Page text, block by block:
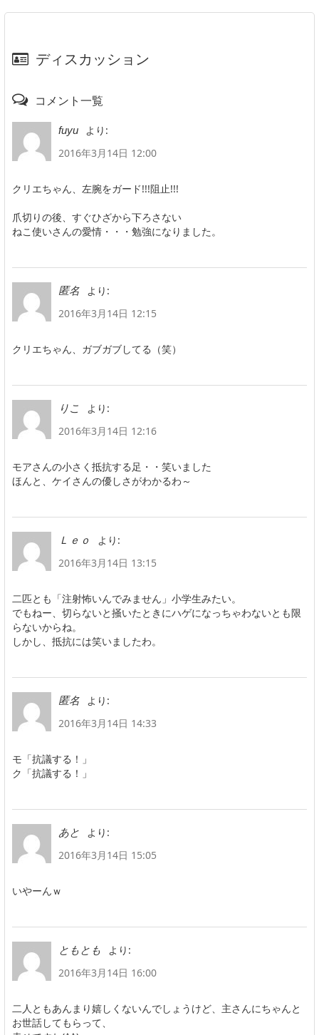
ディスカッション
コメント一覧
fuyu
より:
2016年3月14日 12:00
クリエちゃん、左腕をガード!!!阻止!!!
爪切りの後、すぐひざから下ろさない
ねこ使いさんの愛情・・・勉強になりました。
匿名
より:
2016年3月14日 12:15
クリエちゃん、ガブガブしてる（笑）
りこ
より:
2016年3月14日 12:16
モアさんの小さく抵抗する足・・笑いました
ほんと、ケイさんの優しさがわかるわ～
Ｌｅｏ
より:
2016年3月14日 13:15
二匹とも「注射怖いんでみません」小学生みたい。
でもねー、切らないと掻いたときにハゲになっちゃわないとも限
らないからね。
しかし、抵抗には笑いましたわ。
匿名
より:
2016年3月14日 14:33
モ「抗議する！」
ク「抗議する！」
あと
より:
2016年3月14日 15:05
いやーんｗ
ともとも
より:
2016年3月14日 16:00
二人ともあんまり嬉しくないんでしょうけど、主さんにちゃんと
お世話してもらって、